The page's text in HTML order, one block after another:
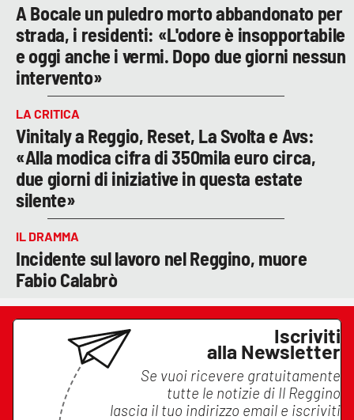
A Bocale un puledro morto abbandonato per
strada, i residenti: «L'odore è insopportabile
e oggi anche i vermi. Dopo due giorni nessun
intervento»
LA CRITICA
Vinitaly a Reggio, Reset, La Svolta e Avs:
«Alla modica cifra di 350mila euro circa,
due giorni di iniziative in questa estate
silente»
IL DRAMMA
Incidente sul lavoro nel Reggino, muore
Fabio Calabrò
Iscriviti
alla Newsletter
Se vuoi ricevere gratuitamente
tutte le notizie di Il Reggino
lascia il tuo indirizzo email e iscriviti